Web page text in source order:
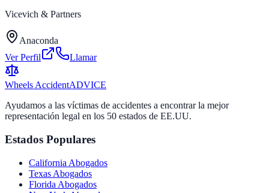
Vicevich & Partners
Anaconda
Ver Perfil
Llamar
Wheels AccidentADVICE
Ayudamos a las víctimas de accidentes a encontrar la mejor
representación legal en los 50 estados de EE.UU.
Estados Populares
California Abogados
Texas Abogados
Florida Abogados